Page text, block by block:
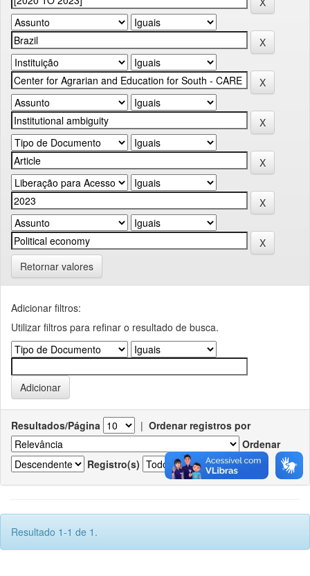
Retornar valores
Adicionar filtros:
Utilizar filtros para refinar o resultado de busca.
Resultados/Página | Ordenar registros por
Ordenar
Registro(s)
Resultado 1-1 de 1.